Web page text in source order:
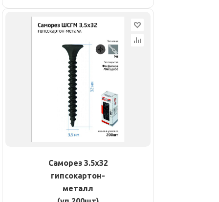
Саморез 3.5х32
гипсокартон-
металл